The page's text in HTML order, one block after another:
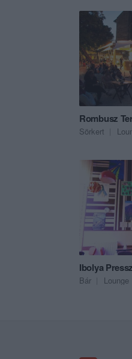
Rombusz
Sörkert
Ibolya
Bár Lounge